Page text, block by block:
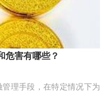
危害有哪些？
理手段，在特定情况下为